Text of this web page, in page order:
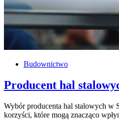
Budownictwo
Producent hal
Wybór producenta hal stalowych w
korzyści, które mogą znacząco